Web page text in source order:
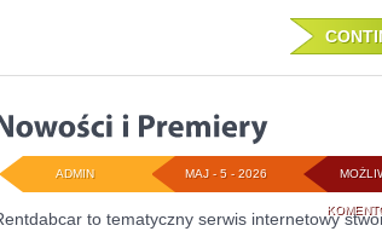
MAJ - 5 - 2026
ADMIN
to tematyczny serwis internetowy